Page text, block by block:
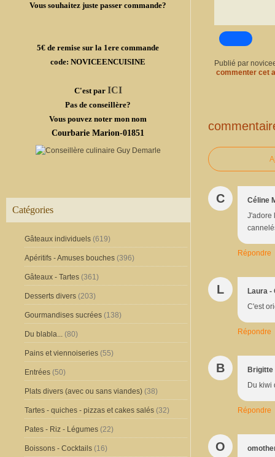
Vous souhaitez juste passer commande?
5€ de remise sur la 1ere commande
code: NOVICEENCUISINE
C'est par ICI
Pas de conseillère?
Vous pouvez noter mon nom
Courbarie Marion-01851
Catégories
Gâteaux individuels (619)
Apéritifs - Amuses bouches (396)
Gâteaux - Tartes (361)
Desserts divers (203)
Gourmandises sucrées (138)
Du blabla... (80)
Pains et viennoiseries (55)
Entrées (50)
Plats divers (avec ou sans viandes) (38)
Tartes - quiches - pizzas et cakes salés (32)
Pates - Riz - Légumes (22)
Boissons - Cocktails (16)
Publié par
commenter cet
C
Céline
J'adore
Répondre
L
Laura -
C'est
Répondre
B
Brigitte
Du kiwi
Répondre
O